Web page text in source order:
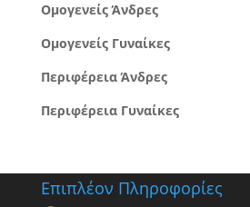
Ομογενείς Άνδρες
Ομογενείς Γυναίκες
Περιφέρεια Άνδρες
Περιφέρεια Γυναίκες
Επιπλέον Πληροφορίες